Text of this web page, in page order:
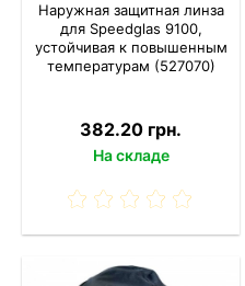
Наружная защитная линза
для Speedglas 9100,
устойчивая к повышенным
температурам (527070)
382.20 грн.
На складе